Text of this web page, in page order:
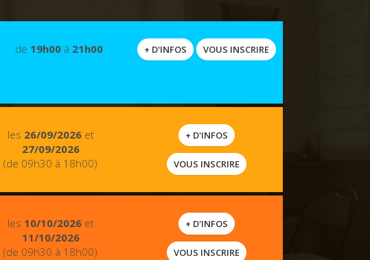
de 19h00à 21h00 + D'INFOS VOUS INSCRIRE
les 26/09/2026et
27/09/2026
(de 09h30 à 18h00)
+ D'INFOS
VOUS INSCRIRE
les 10/10/2026et
11/10/2026
(de 09h30 à 18h00)
+ D'INFOS
VOUS INSCRIRE